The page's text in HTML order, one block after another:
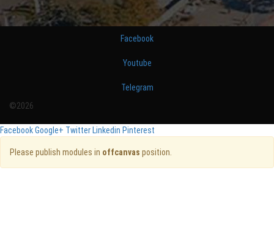
Facebook
Youtube
Telegram
©2026
FacebookGoogle+ Twitter Linkedin Pinterest
Please publish modules in offcanvas position.